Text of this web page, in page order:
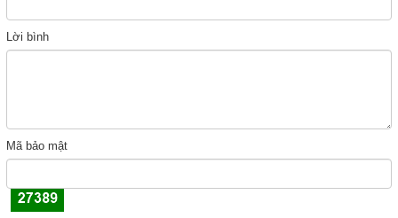
Lời bình
Mã bảo mật